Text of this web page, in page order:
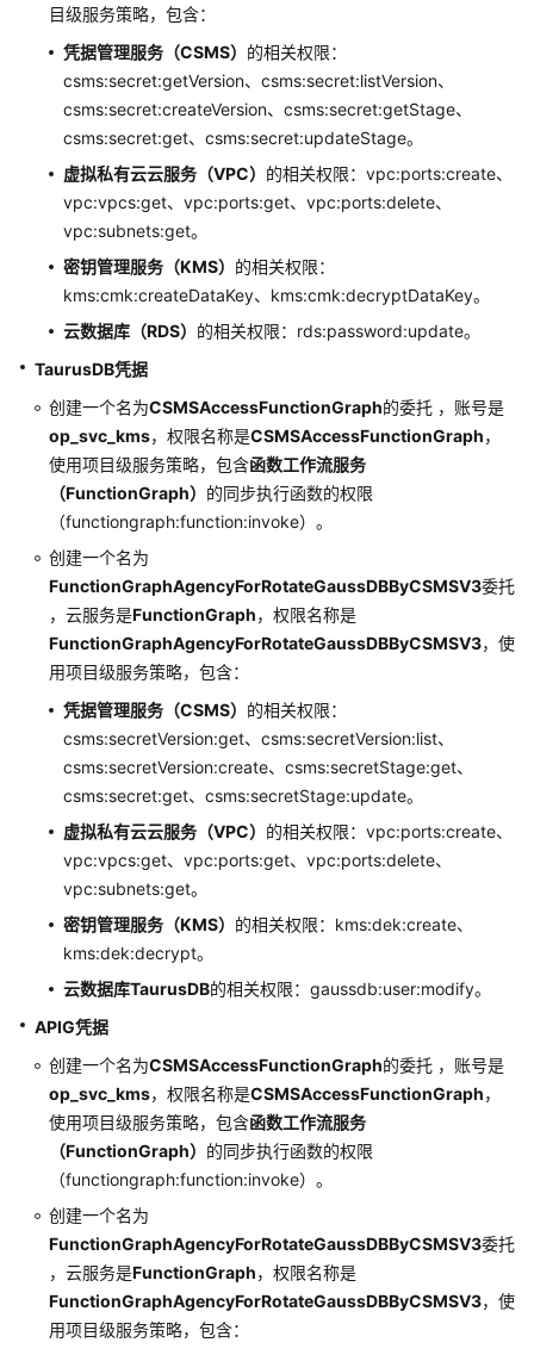
目级服务策略，包含：
凭据管理服务（CSMS） 的相关权限：
csms:secret:getVersion、csms:secret:listVersion、
csms:secret:createVersion、csms:secret:getStage、
csms:secret:get、csms:secret:updateStage。
虚拟私有云云服务（VPC） 的相关权限：vpc:ports:create、
vpc:vpcs:get、vpc:ports:get、vpc:ports:delete、
vpc:subnets:get。
密钥管理服务（KMS） 的相关权限：
kms:cmk:createDataKey、kms:cmk:decryptDataKey。
云数据库（RDS） 的相关权限：rds:password:update。
TaurusDB凭据
创建一个名为CSMSAccessFunctionGraph的委托 ，账号是
op_svc_kms，权限名称是CSMSAccessFunctionGraph，
使用项目级服务策略，包含函数工作流服务
（FunctionGraph） 的同步执行函数的权限
（functiongraph:function:invoke）。
创建一个名为
FunctionGraphAgencyForRotateGaussDBByCSMSV3委托
，云服务是FunctionGraph，权限名称是
FunctionGraphAgencyForRotateGaussDBByCSMSV3，使
用项目级服务策略，包含：
凭据管理服务（CSMS） 的相关权限：
csms:secretVersion:get、csms:secretVersion:list、
csms:secretVersion:create、csms:secretStage:get、
csms:secret:get、csms:secretStage:update。
虚拟私有云云服务（VPC） 的相关权限：vpc:ports:create、
vpc:vpcs:get、vpc:ports:get、vpc:ports:delete、
vpc:subnets:get。
密钥管理服务（KMS） 的相关权限：kms:dek:create、
kms:dek:decrypt。
云数据库TaurusDB的相关权限：gaussdb:user:modify。
APIG凭据
创建一个名为CSMSAccessFunctionGraph的委托 ，账号是
op_svc_kms，权限名称是CSMSAccessFunctionGraph，
使用项目级服务策略，包含函数工作流服务
（FunctionGraph） 的同步执行函数的权限
（functiongraph:function:invoke）。
创建一个名为
FunctionGraphAgencyForRotateGaussDBByCSMSV3委托
，云服务是FunctionGraph，权限名称是
FunctionGraphAgencyForRotateGaussDBByCSMSV3，使
用项目级服务策略，包含：